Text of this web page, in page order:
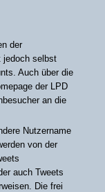
der
jedoch selbst
Auch über die
der LPD
an die
Nutzername
von der
auch Tweets
Die frei